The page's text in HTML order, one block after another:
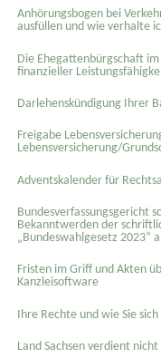
Anhörungsbogen bei
ausfüllen und wie verhalte
Die Ehegattenbürgschaft
finanzieller
Darlehenskündigung Ihrer
Freigabe
Lebensversicherung/
Adventskalender für
Bundesverfassungsgericht
Bekanntwerden der
„Bundeswahlgesetz 2023“
Fristen im Griff und Akten
Kanzleisoftware
Ihre Rechte und wie Sie
Land Sachsen verdient